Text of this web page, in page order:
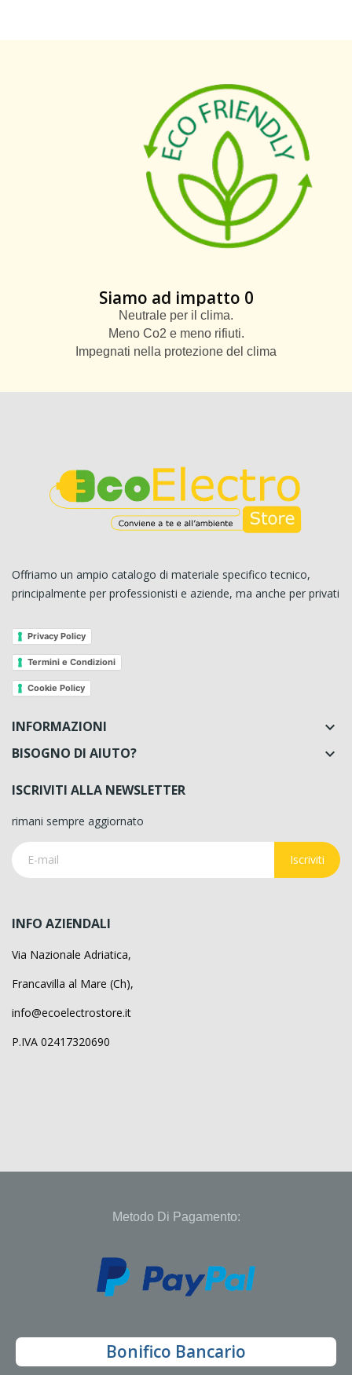
Siamo ad impatto 0
Neutrale per il clima.
Meno Co2 e meno rifiuti.
Impegnati nella protezione del clima
Offriamo un ampio catalogo di materiale specifico tecnico,
principalmente per professionisti e aziende, ma anche per privati
Privacy Policy
Termini e Condizioni
Cookie Policy
INFORMAZIONI 
BISOGNO DI AIUTO? 
ISCRIVITI ALLA NEWSLETTER
rimani sempre aggiornato
Iscriviti
INFO AZIENDALI
Via Nazionale Adriatica,
Francavilla al Mare (Ch),
info@ecoelectrostore.it
P.IVA 02417320690
Metodo Di Pagamento:
Bonifico Bancario